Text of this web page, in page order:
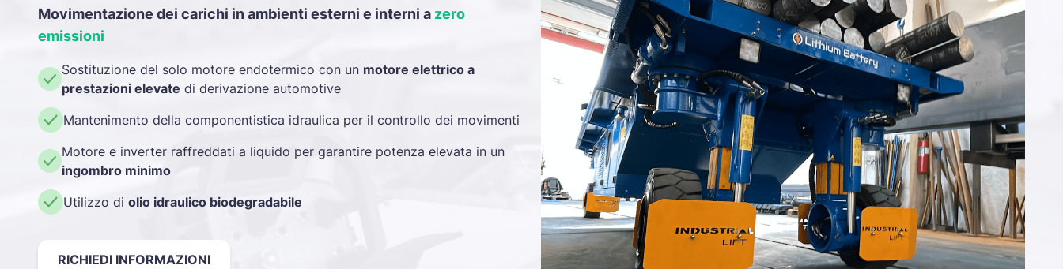
Movimentazione dei carichi in ambienti esterni e interni a zero
emissioni
Sostituzione del solo motore endotermico con un motore elettrico a
prestazioni elevate di derivazione automotive
Mantenimento della componentistica idraulica per il controllo dei movimenti
Motore e inverter raffreddati a liquido per garantire potenza elevata in un
ingombro minimo
Utilizzo di olio idraulico biodegradabile
RICHIEDI INFORMAZIONI